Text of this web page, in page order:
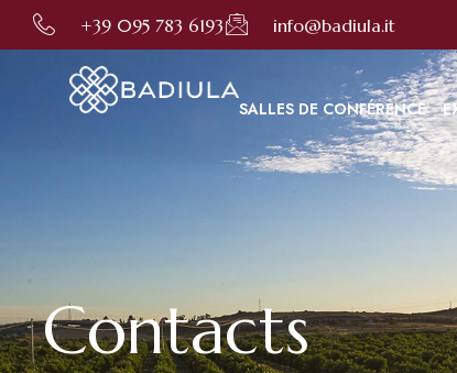
en ligne. En utilisant ce site, vous consentez à cette utilisation comme décrit dans
+39 095 783 6193 info@badiula.it
SALLES DE CONFÉRENCE
Contacts